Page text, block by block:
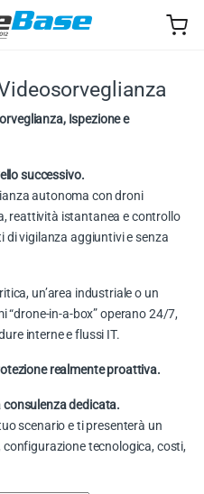
Ispezione e
successivo.
autonoma con droni
reattività istantanea e controllo
di vigilanza aggiuntivi e senza
un’area industriale o un
“drone-in-a-box” operano 24/7,
interne e flussi IT.
realmente proattiva.
dedicata.
scenario e ti presenterà un
tecnologica, costi,